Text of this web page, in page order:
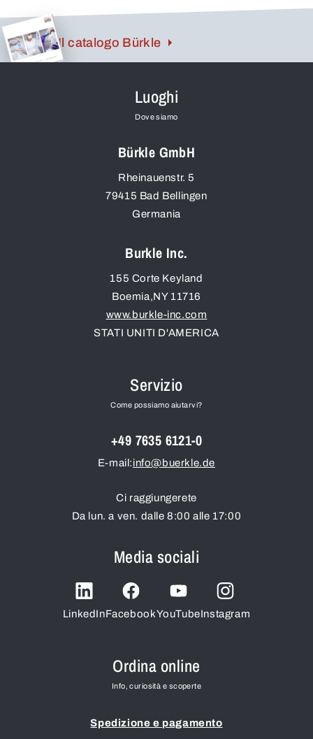
Il catalogo Bürkle
Luoghi
Dove siamo
Bürkle GmbH
Rheinauenstr. 5
79415 Bad Bellingen
Germania
Burkle Inc.
155 Corte Keyland
Boemia,NY 11716
www.burkle-inc.com
STATI UNITI D'AMERICA
Servizio
Come possiamo aiutarvi?
+49 7635 6121-0
E-mail:info@buerkle.de
Ci raggiungerete
Da lun. a ven. dalle 8:00 alle 17:00
Media sociali
LinkedInFacebookYouTubeInstagram
Ordina online
Info, curiosità e scoperte
Spedizione e pagamento